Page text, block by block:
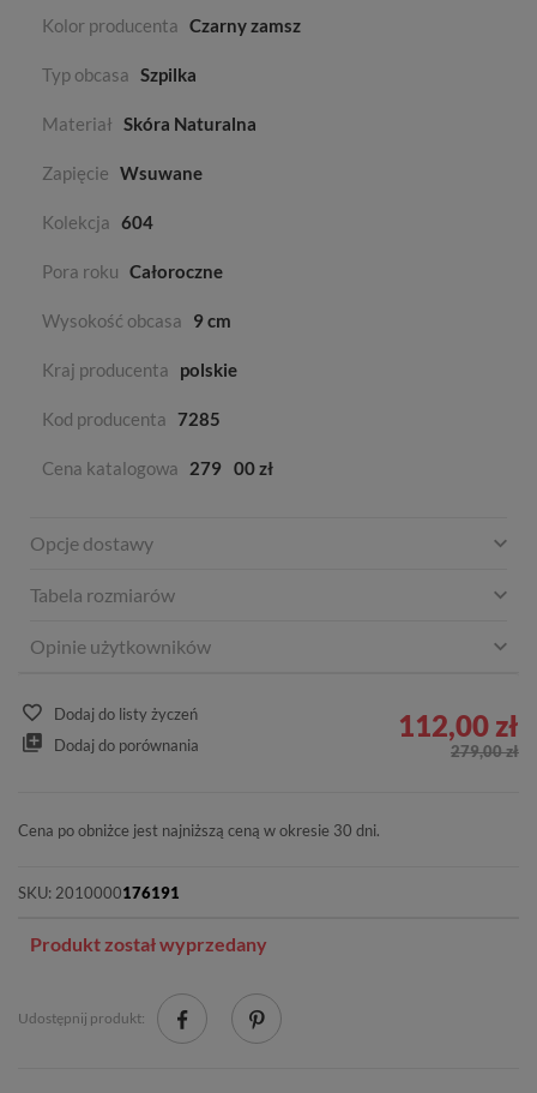
Kolor producenta Czarny zamsz
Typ obcasa Szpilka
Materiał Skóra Naturalna
Zapięcie Wsuwane
Kolekcja 604
Pora roku Całoroczne
Wysokość obcasa 9 cm
Kraj producenta polskie
Kod producenta 7285
Cena katalogowa 279 00 zł
Opcje dostawy
Tabela rozmiarów
Opinie użytkowników
Dodaj do listy życzeń
Dodaj do porównania
112,00 zł
279,00 zł
Cena po obniżce jest najniższą ceną w okresie 30 dni.
SKU: 2010000176191
Produkt został wyprzedany
Udostępnij produkt: